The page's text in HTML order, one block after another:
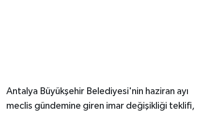
Antalya Büyükşehir Belediyesi'nin haziran ayı
meclis gündemine giren imar değişikliği teklifi,